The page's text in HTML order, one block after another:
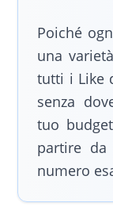
Poiché
una
tutti i Like
senza
tuo
partire
numero